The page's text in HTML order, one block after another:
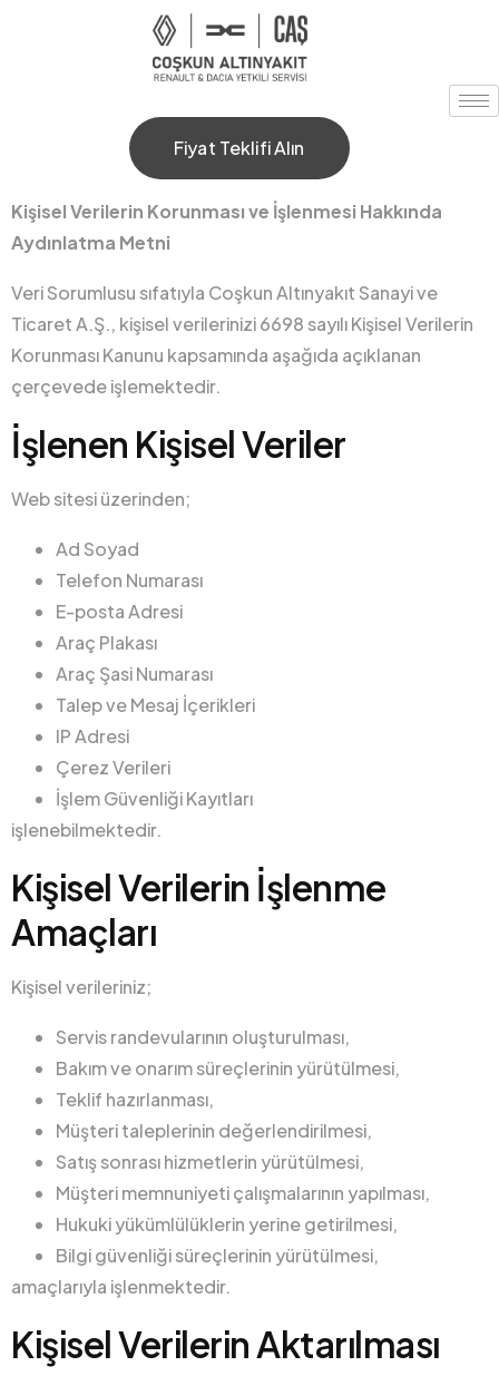
Fiyat Teklifi Alın
Kişisel Verilerin Korunması ve İşlenmesi Hakkında
Aydınlatma Metni
Veri Sorumlusu sıfatıyla Coşkun Altınyakıt Sanayi ve
Ticaret A.Ş., kişisel verilerinizi 6698 sayılı Kişisel Verilerin
Korunması Kanunu kapsamında aşağıda açıklanan
çerçevede işlemektedir.
İşlenen Kişisel Veriler
Web sitesi üzerinden;
Ad Soyad
Telefon Numarası
E-posta Adresi
Araç Plakası
Araç Şasi Numarası
Talep ve Mesaj İçerikleri
IP Adresi
Çerez Verileri
İşlem Güvenliği Kayıtları
işlenebilmektedir.
Kişisel Verilerin İşlenme
Amaçları
Kişisel verileriniz;
Servis randevularının oluşturulması,
Bakım ve onarım süreçlerinin yürütülmesi,
Teklif hazırlanması,
Müşteri taleplerinin değerlendirilmesi,
Satış sonrası hizmetlerin yürütülmesi,
Müşteri memnuniyeti çalışmalarının yapılması,
Hukuki yükümlülüklerin yerine getirilmesi,
Bilgi güvenliği süreçlerinin yürütülmesi,
amaçlarıyla işlenmektedir.
Kişisel Verilerin Aktarılması